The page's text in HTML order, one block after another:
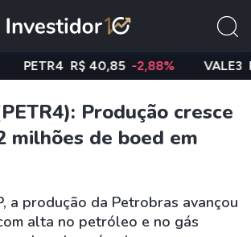
R$ 40,85 -2,88% VALE3 R$
Produção cresce
milhões de boed em
a produção da Petrobras avançou
alta no petróleo e no gás